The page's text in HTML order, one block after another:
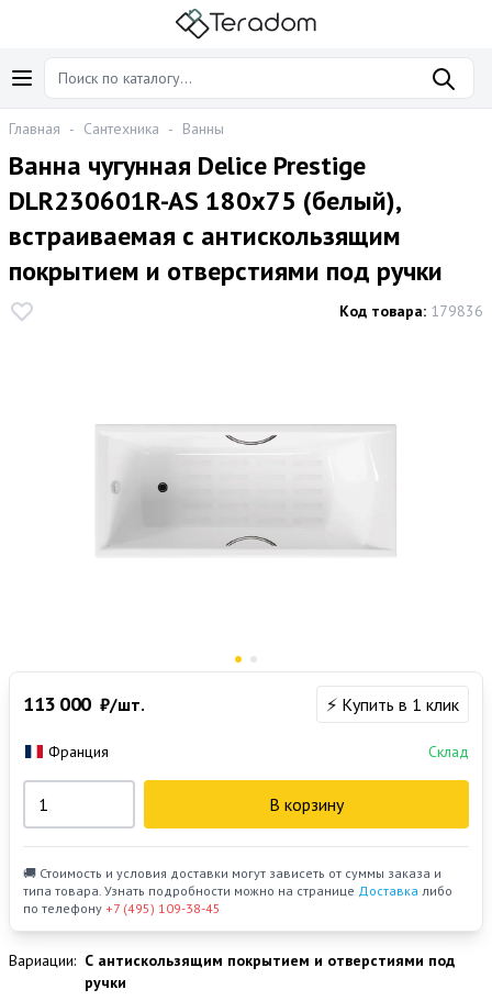
Главная - Сантехника - Ванны
Ванна чугунная Delice Prestige
DLR230601R-AS 180х75 (белый),
встраиваемая с антискользящим
покрытием и отверстиями под ручки
Код товара: 179836
113 000 ₽/шт. ⚡ Купить в 1 клик
Франция Склад
В корзину
🚚 Стоимость и условия доставки могут зависеть от суммы заказа и
типа товара. Узнать подробности можно на странице Доставка либо
по телефону +7 (495) 109-38-45
Вариации: С антискользящим покрытием и отверстиями под
ручки